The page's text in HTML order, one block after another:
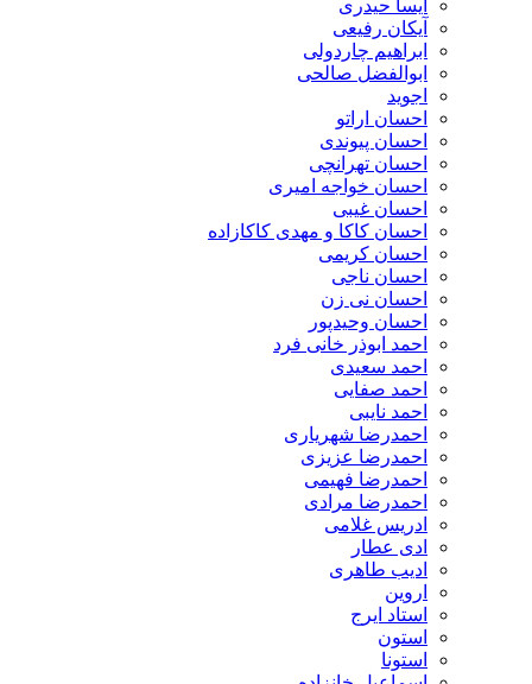
آیسا حیدری
آیکان رفیعی
ابراهیم چاردولی
ابوالفضل صالحی
اجوید
احسان اراتو
احسان پیوندی
احسان تهرانچی
احسان خواجه امیری
احسان غیبی
احسان کاکا و مهدی کاکازاده
احسان کریمی
احسان ناجی
احسان نی زن
احسان وحیدپور
احمد ابوذر خانی فرد
احمد سعیدی
احمد صفایی
احمد نایبی
احمدرضا شهریاری
احمدرضا عزیزی
احمدرضا فهیمی
احمدرضا مرادی
ادریس غلامی
ادی عطار
ادیب طاهری
اروین
استاد ایرج
استون
استونا